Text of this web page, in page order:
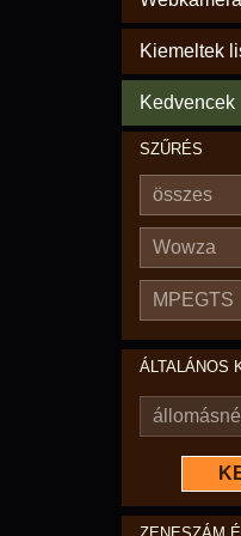
Kiemeltek
Kedvencek
SZŰRÉS
összes
Wowza
MPEGTS
ÁLTALÁNOS